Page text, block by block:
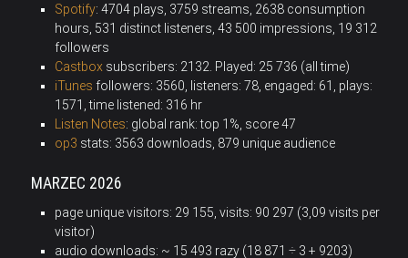
Spotify: 4704 plays, 3759 streams, 2638 consumption
hours, 531 distinct listeners, 43 500 impressions, 19 312
followers
Castbox subscribers: 2132 Played: 25 736 (all time)
iTunes followers: 3560, listeners: 78, engaged: 61, plays:
1571, time listened: 316 hr
Listen Notes: global rank: top 1%, score 47
op3 stats: 3563 downloads, 879 unique audience
MARZEC 2026
page unique visitors: 29 155, visits: 90 297 (3,09 visits per
visitor)
audio downloads: ~ 15 493 razy (18 871 ÷ 3 + 9203)